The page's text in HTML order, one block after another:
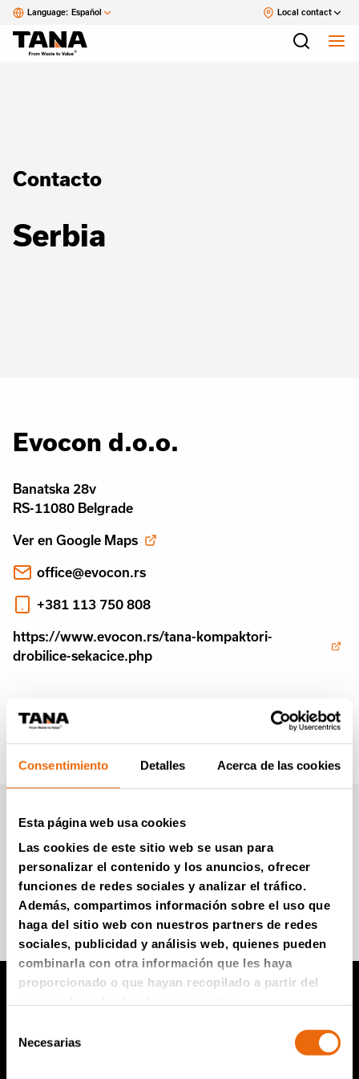
Consentimiento Detalles Acerca de las cookies
Esta página web usa cookies
Las cookies de este sitio web se usan para
personalizar el contenido y los anuncios, ofrecer
funciones de redes sociales y analizar el tráfico.
Además, compartimos información sobre el uso que
haga del sitio web con nuestros partners de redes
sociales, publicidad y análisis web, quienes pueden
combinarla con otra información que les haya
proporcionado o que hayan recopilado a partir del
deNecesarias
Language: Español Local contact
Contacto
Serbia
Evocon d.o.o.
Banatska 28v
RS-11080 Belgrade
Ver en Google Maps
office@evocon.rs
+381 113 750 808
https://www.evocon.rs/tana-kompaktori-
drobilice-sekacice.php
Boletín informativo de
Tana (en Inglés)
Súmese para recibir información